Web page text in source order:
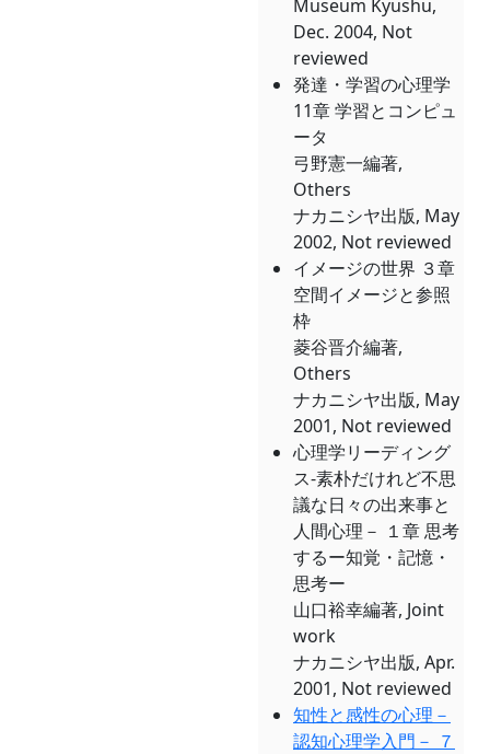
Museum Kyushu,
Dec. 2004, Not
reviewed
発達・学習の心理学
11章 学習とコンピュ
ータ
弓野憲一編著,
Others
ナカニシヤ出版, May
2002, Not reviewed
イメージの世界 ３章
空間イメージと参照
枠
菱谷晋介編著,
Others
ナカニシヤ出版, May
2001, Not reviewed
心理学リーディング
ス-素朴だけれど不思
議な日々の出来事と
人間心理－ １章 思考
するー知覚・記憶・
思考ー
山口裕幸編著, Joint
work
ナカニシヤ出版, Apr.
2001, Not reviewed
知性と感性の心理－
認知心理学入門－ ７